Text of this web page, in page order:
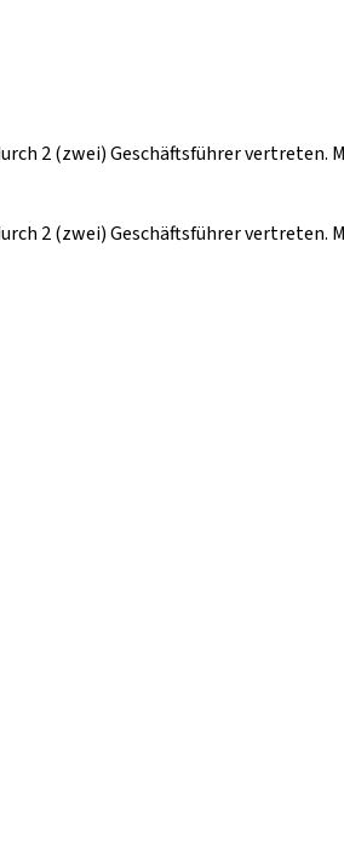
2 (zwei) Geschäftsführer
2 (zwei) Geschäftsführer